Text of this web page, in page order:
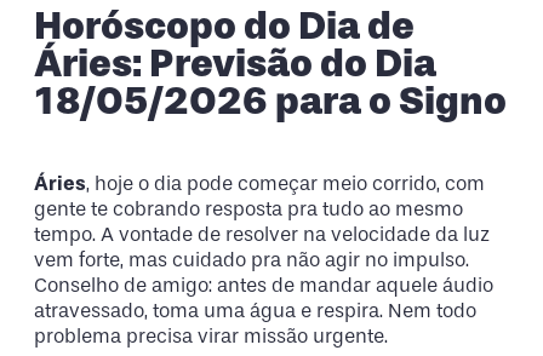
Horóscopo do Dia de
Áries: Previsão do Dia
18/05/2026 para o Signo
Áries, hoje o dia pode começar meio corrido, com
gente te cobrando resposta pra tudo ao mesmo
tempo. A vontade de resolver na velocidade da luz
vem forte, mas cuidado pra não agir no impulso.
Conselho de amigo: antes de mandar aquele áudio
atravessado, toma uma água e respira. Nem todo
problema precisa virar missão urgente.